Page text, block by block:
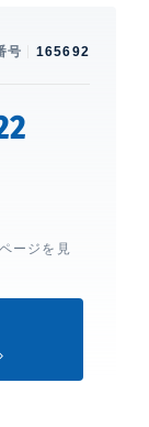
号 165692
ージを見